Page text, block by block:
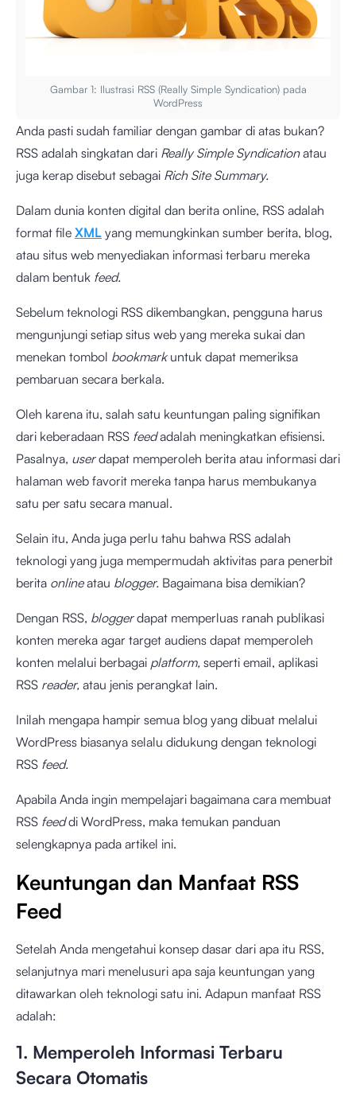
Gambar 1: Ilustrasi RSS (Really Simple Syndication) pada
WordPress
Anda pasti sudah familiar dengan gambar di atas bukan?
RSS adalah singkatan dari Really Simple Syndicationatau
juga kerap disebut sebagai Rich Site Summary.
Dalam dunia konten digital dan berita online, RSS adalah
format file XML yang memungkinkan sumber berita, blog,
atau situs web menyediakan informasi terbaru mereka
dalam bentuk feed.
Sebelum teknologi RSS dikembangkan, pengguna harus
mengunjungi setiap situs web yang mereka sukai dan
menekan tombol bookmarkuntuk dapat memeriksa
pembaruan secara berkala.
Oleh karena itu, salah satu keuntungan paling signifikan
dari keberadaan RSS feedadalah meningkatkan efisiensi.
Pasalnya, userdapat memperoleh berita atau informasi dari
halaman web favorit mereka tanpa harus membukanya
satu per satu secara manual.
Selain itu, Anda juga perlu tahu bahwa RSS adalah
teknologi yang juga mempermudah aktivitas para penerbit
berita onlineatau blogger. Bagaimana bisa demikian?
Dengan RSS, bloggerdapat memperluas ranah publikasi
konten mereka agar target audiens dapat memperoleh
konten melalui berbagai platform, seperti email, aplikasi
RSS reader, atau jenis perangkat lain.
Inilah mengapa hampir semua blog yang dibuat melalui
WordPress biasanya selalu didukung dengan teknologi
RSS feed.
Apabila Anda ingin mempelajari bagaimana cara membuat
RSS feeddi WordPress, maka temukan panduan
selengkapnya pada artikel ini.
Keuntungan dan Manfaat RSS
Feed
Setelah Anda mengetahui konsep dasar dari apa itu RSS,
selanjutnya mari menelusuri apa saja keuntungan yang
ditawarkan oleh teknologi satu ini. Adapun manfaat RSS
adalah:
1. Memperoleh Informasi Terbaru
Secara Otomatis